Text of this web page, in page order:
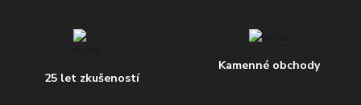
25 let zkušeností
Kamenné obchody